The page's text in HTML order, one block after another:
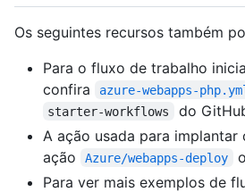
Os seguintes recursos também
Para o fluxo de trabalho
confira
azure-webapps-
starter-workflows
do
A ação usada para implantar
ação
Azure/webapps-deploy
Para ver mais exemplos de